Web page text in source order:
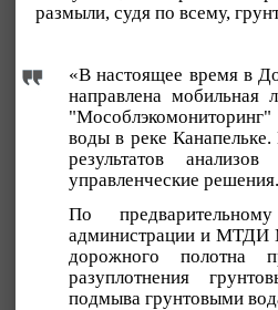
размыли, судя по всему,
«В настоящее время в
направлена мобильная
воды в реке
результатов
управленческие решения.
По
администрации и МТДИ
дорожного полотна
разуплотнения
подмыва грунтовыми